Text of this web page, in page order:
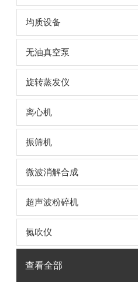
均质设备
无油真空泵
旋转蒸发仪
离心机
振筛机
微波消解合成
超声波粉碎机
氮吹仪
查看全部